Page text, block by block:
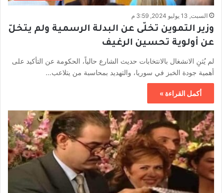
السبت, 13 يوليو 2024, 3:59 م
وزير التموين تخلّى عن البدلة الرسمية ولم يتخلّ
عن أولوية تحسين الرغيف
لم يُثنِ الانشغال بالانتخابات حديث الشارع حالياً، الحكومة عن التأكيد على
أهمية جودة الخبز في سوريا، والتهديد بمحاسبة من يتلاعب…
أكمل القراءة »